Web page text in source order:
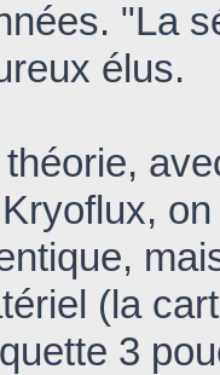
"La
élus.
théorie,
(la
3